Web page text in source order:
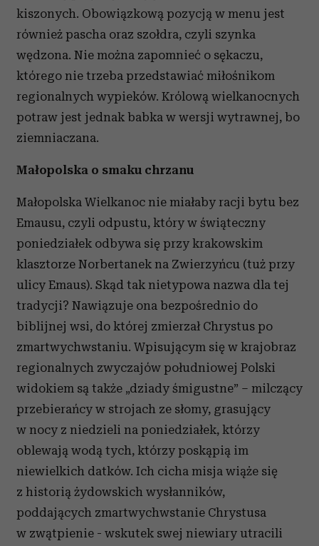
kiszonych. Obowiązkową pozycją w menu jest
również pascha oraz szołdra, czyli szynka
wędzona. Nie można zapomnieć o sękaczu,
którego nie trzeba przedstawiać miłośnikom
regionalnych wypieków. Królową wielkanocnych
potraw jest jednak babka w wersji wytrawnej, bo
ziemniaczana.
Małopolska o smaku chrzanu
Małopolska Wielkanoc nie miałaby racji bytu bez
Emausu, czyli odpustu, który w świąteczny
poniedziałek odbywa się przy krakowskim
klasztorze Norbertanek na Zwierzyńcu (tuż przy
ulicy Emaus). Skąd tak nietypowa nazwa dla tej
tradycji? Nawiązuje ona bezpośrednio do
biblijnej wsi, do której zmierzał Chrystus po
zmartwychwstaniu. Wpisującym się w krajobraz
regionalnych zwyczajów południowej Polski
widokiem są także „dziady śmigustne” – milczący
przebierańcy w strojach ze słomy, grasujący
w nocy z niedzieli na poniedziałek, którzy
oblewają wodą tych, którzy poskąpią im
niewielkich datków. Ich cicha misja wiąże się
z historią żydowskich wysłanników,
poddających zmartwychwstanie Chrystusa
w zwątpienie - wskutek swej niewiary utracili